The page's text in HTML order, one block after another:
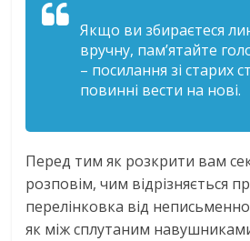
Якщо ви збираєтеся
вручну, пам’ятайте
– посилання зі старих
повинні вести на нові.
Перед тим як розкрити вам
розповім, чим відрізняється
перелінковка від
як між сплутаним